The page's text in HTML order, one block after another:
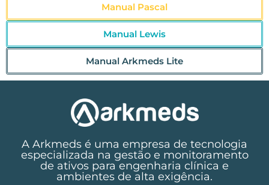
Manual Pascal
Manual Lewis
Manual Arkmeds Lite
A Arkmeds é uma empresa de tecnologia
especializada na gestão e monitoramento
de ativos para engenharia clínica e
ambientes de alta exigência.